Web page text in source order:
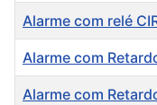
Alarme com relé
Alarme com
Alarme com